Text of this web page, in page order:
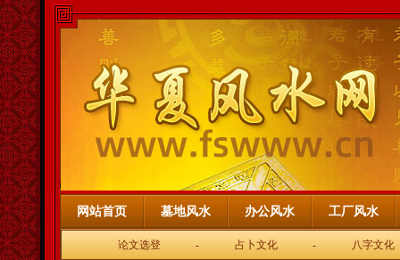
网站首页 墓地风水 办公风水 工厂风水
论文选登 - 占卜文化 - 八字文化